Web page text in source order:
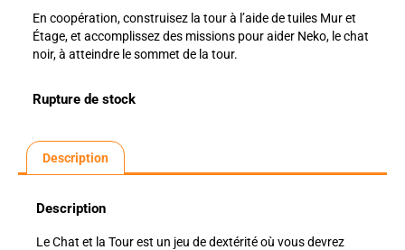
En coopération, construisez la tour à l’aide de tuiles Mur et
Étage, et accomplissez des missions pour aider Neko, le chat
noir, à atteindre le sommet de la tour.
Rupture de stock
Description
Description
Le Chat et la Tour est un jeu de dextérité où vous devrez